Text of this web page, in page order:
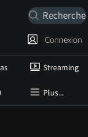
Streaming
Plus...
Connexion